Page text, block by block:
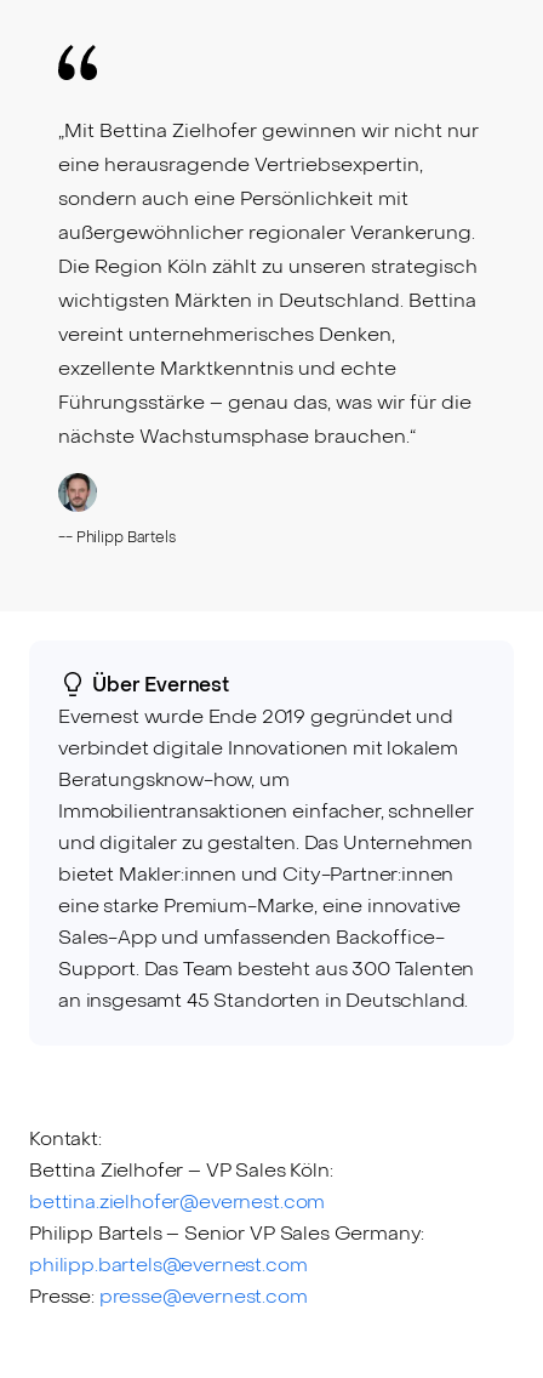
„Mit Bettina Zielhofer gewinnen wir nicht nur
eine herausragende Vertriebsexpertin,
sondern auch eine Persönlichkeit mit
außergewöhnlicher regionaler Verankerung.
Die Region Köln zählt zu unseren strategisch
wichtigsten Märkten in Deutschland. Bettina
vereint unternehmerisches Denken,
exzellente Marktkenntnis und echte
Führungsstärke – genau das, was wir für die
nächste Wachstumsphase brauchen.“
-- Philipp Bartels
Über Evernest
Evernest wurde Ende 2019 gegründet und
verbindet digitale Innovationen mit lokalem
Beratungsknow-how, um
Immobilientransaktionen einfacher, schneller
und digitaler zu gestalten. Das Unternehmen
bietet Makler:innen und City-Partner:innen
eine starke Premium-Marke, eine innovative
Sales-App und umfassenden Backoffice-
Support. Das Team besteht aus 300 Talenten
an insgesamt 45 Standorten in Deutschland.
Kontakt:
Bettina Zielhofer – VP Sales Köln:
bettina.zielhofer@evernest.com
Philipp Bartels – Senior VP Sales Germany:
philipp.bartels@evernest.com
Presse: presse@evernest.com